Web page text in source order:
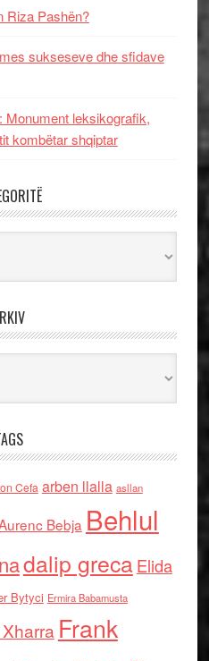
Riza Pashën?
sukseseve dhe sfidave
Monument leksikografik,
kombëtar shqiptar
Cefa arben llalla asllan
Bebja Behlul
dalip grecaElida
Bytyci Ermira Babamusta
Frank